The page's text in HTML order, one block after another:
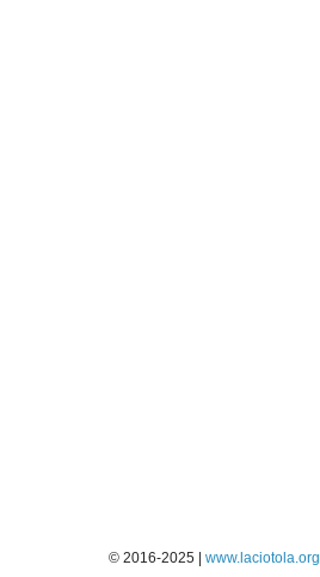
© 2016-2025 | www.laciotola.org